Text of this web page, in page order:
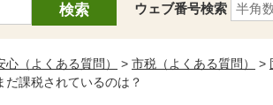
ウェブ番号検索
心（よくある質問） > 市税（よくある質問） >
課税されているのは？